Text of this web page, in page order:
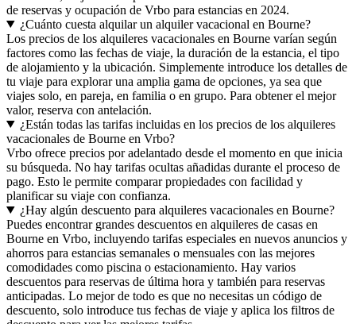
de reservas y ocupación de Vrbo para estancias en 2024.
¿Cuánto cuesta alquilar un alquiler vacacional en Bourne?
Los precios de los alquileres vacacionales en Bourne varían según
factores como las fechas de viaje, la duración de la estancia, el tipo
de alojamiento y la ubicación. Simplemente introduce los detalles de
tu viaje para explorar una amplia gama de opciones, ya sea que
viajes solo, en pareja, en familia o en grupo. Para obtener el mejor
valor, reserva con antelación.
¿Están todas las tarifas incluidas en los precios de los alquileres
vacacionales de Bourne en Vrbo?
Vrbo ofrece precios por adelantado desde el momento en que inicia
su búsqueda. No hay tarifas ocultas añadidas durante el proceso de
pago. Esto le permite comparar propiedades con facilidad y
planificar su viaje con confianza.
¿Hay algún descuento para alquileres vacacionales en Bourne?
Puedes encontrar grandes descuentos en alquileres de casas en
Bourne en Vrbo, incluyendo tarifas especiales en nuevos anuncios y
ahorros para estancias semanales o mensuales con las mejores
comodidades como piscina o estacionamiento. Hay varios
descuentos para reservas de última hora y también para reservas
anticipadas. Lo mejor de todo es que no necesitas un código de
descuento, solo introduce tus fechas de viaje y aplica los filtros de